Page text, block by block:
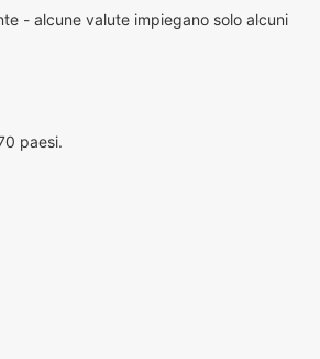
- alcune valute impiegano solo alcuni
paesi.